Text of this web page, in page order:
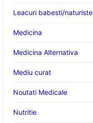
Leacuri babesti/naturiste
Medicina
Medicina Alternativa
Mediu curat
Noutati Medicale
Nutritie